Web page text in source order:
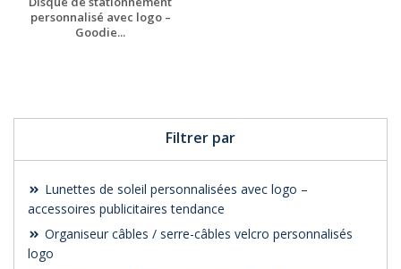
Filtrer par
Lunettes de soleil personnalisées avec logo –
accessoires publicitaires tendance
Organiseur câbles / serre-câbles velcro personnalisés
logo
personnalisé avec logo –
Goodie...